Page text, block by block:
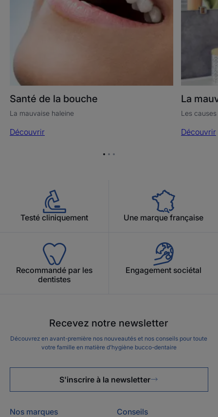
Santé de la bouche
La mauvaise haleine
Découvrir
La
Les
Découvrir
AllerAllerAller
Testé cliniquement Une marque française
Recommandé par les
dentistes
Engagement sociétal
Recevez notre newsletter
Découvrez en avant-première nos nouveautés et nos conseils pour toute
votre famille en matière d’hygiène bucco-dentaire
S'inscrire à la newsletter
Nos marques Conseils